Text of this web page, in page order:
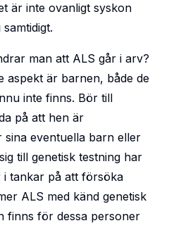
är inte ovanligt syskon
man att ALS går i arv?
aspekt är barnen, både de
inte finns. Bör till
på att hen är
eventuella barn eller
till genetisk testning har
tankar på att försöka
ALS med känd genetisk
finns för dessa personer